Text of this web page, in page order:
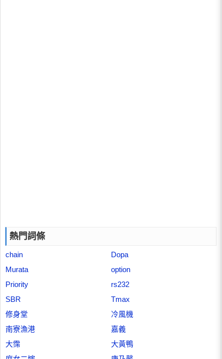
熱門詞條
chain
Dopa
Murata
option
Priority
rs232
SBR
Tmax
修身堂
冷風機
南寮漁港
嘉義
大霈
大黃鴨